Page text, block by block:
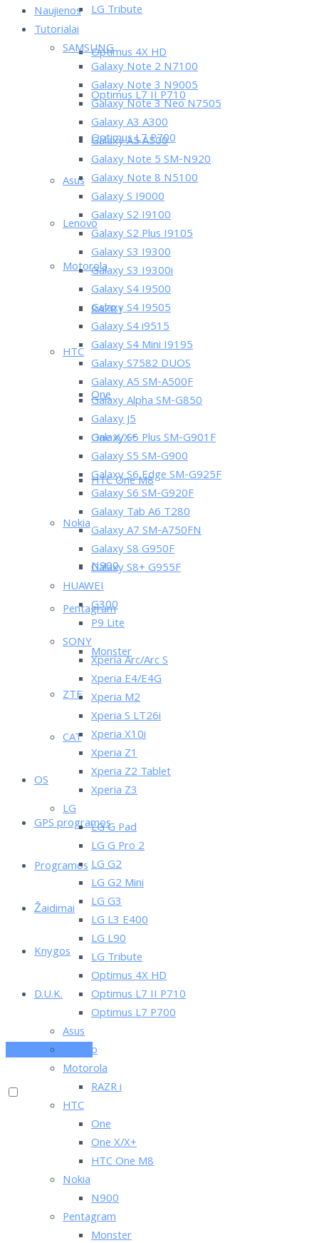
LG Tribute
Optimus 4X HD
Optimus L7 II P710
Optimus L7 P700
Asus
Lenovo
Motorola
RAZR i
HTC
One
One X/X+
HTC One M8
Nokia
N900
Pentagram
Monster
ZTE
CAT
OS
GPS programos
Programos
Žaidimai
Knygos
D.U.K.
PRENUMERUOK
Naujienos
Tutorialai
SAMSUNG
Galaxy Note 2 N7100
Galaxy Note 3 N9005
Galaxy Note 3 Neo N7505
Galaxy A3 A300
Galaxy A5 A500
Galaxy Note 5 SM-N920
Galaxy Note 8 N5100
Galaxy S I9000
Galaxy S2 I9100
Galaxy S2 Plus I9105
Galaxy S3 I9300
Galaxy S3 I9300i
Galaxy S4 I9500
Galaxy S4 I9505
Galaxy S4 i9515
Galaxy S4 Mini I9195
Galaxy S7582 DUOS
Galaxy A5 SM-A500F
Galaxy Alpha SM-G850
Galaxy J5
Galaxy S5 Plus SM-G901F
Galaxy S5 SM-G900
Galaxy S6 Edge SM-G925F
Galaxy S6 SM-G920F
Galaxy Tab A6 T280
Galaxy A7 SM-A750FN
Galaxy S8 G950F
Galaxy S8+ G955F
HUAWEI
G300
P9 Lite
SONY
Xperia Arc/Arc S
Xperia E4/E4G
Xperia M2
Xperia S LT26i
Xperia X10i
Xperia Z1
Xperia Z2 Tablet
Xperia Z3
LG
LG G Pad
LG G Pro 2
LG G2
LG G2 Mini
LG G3
LG L3 E400
LG L90
LG Tribute
Optimus 4X HD
Optimus L7 II P710
Optimus L7 P700
Asus
Lenovo
Motorola
RAZR i
HTC
One
One X/X+
HTC One M8
Nokia
N900
Pentagram
Monster